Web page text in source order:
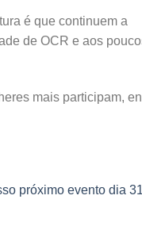
é que continuem a
de OCR e aos
mais participam,
próximo evento dia